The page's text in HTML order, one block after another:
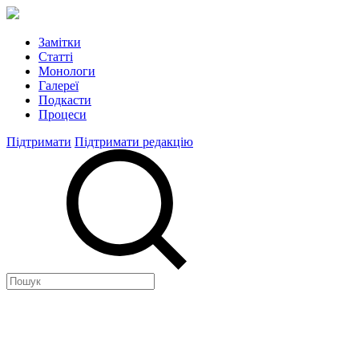
Замітки
Статті
Монологи
Галереї
Подкасти
Процеси
Підтримати Підтримати редакцію